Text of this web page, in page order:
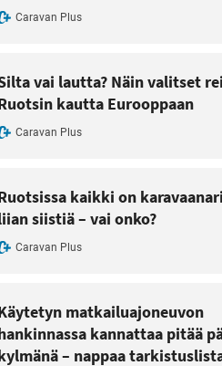
Caravan Plus
vai lautta? Näin valitset
kautta Eurooppaan
Caravan Plus
kaikki on
siistiä – vai onko?
Caravan Plus
matkailuajoneuvon
kannattaa pitää
– nappaa